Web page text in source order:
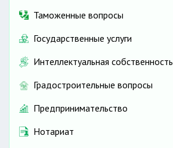
Таможенные вопросы
Государственные услуги
Интеллектуальная собственность
Градостроительные вопросы
Предпринимательство
Нотариат